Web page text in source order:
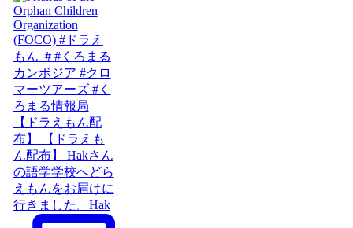
【ドラえもん配
布】 【ドラえも
ん配布】 Hakさん
の語学学校へどら
えもんをお届けに
行きました。Hak